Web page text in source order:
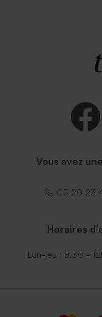
Vous avez
03 20 23
Horaires
Lun-jeu : 8.30 -